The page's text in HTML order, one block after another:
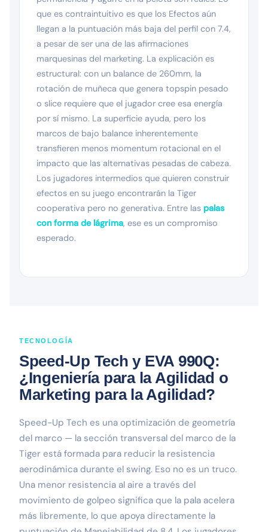
que es contraintuitivo es que los Efectos aún
llegan a la puntuación más baja del perfil con 7.4,
a pesar de ser una de las afirmaciones
marquesinas del marketing. La explicación es
estructural: con un balance de 260mm, la
rotación de muñeca que genera topspin pesado
o slice requiere que el jugador cree esa energía
por sí mismo. La superficie ayuda, pero los
marcos de bajo balance inherentemente
transfieren menos momentum rotacional en el
impacto que las alternativas pesadas de cabeza.
Los jugadores intermedios que quieren construir
efectos en su juego encontrarán la Tiger
cooperativa pero no generativa. Entre las palas
con forma de lágrima, ese es un compromiso
esperado.
TECNOLOGÍA
Speed-Up Tech y EVA 990Q:
¿Ingeniería para la Agilidad o
Marketing para la Agilidad?
Speed-Up Tech es una optimización de geometría
del marco — la sección transversal del marco de la
Tiger está formada para reducir la resistencia
aerodinámica durante el swing. Eso no es un truco.
Una menor resistencia al aire a través del
movimiento de golpeo significa que la pala acelera
más libremente, lo que apoya directamente la